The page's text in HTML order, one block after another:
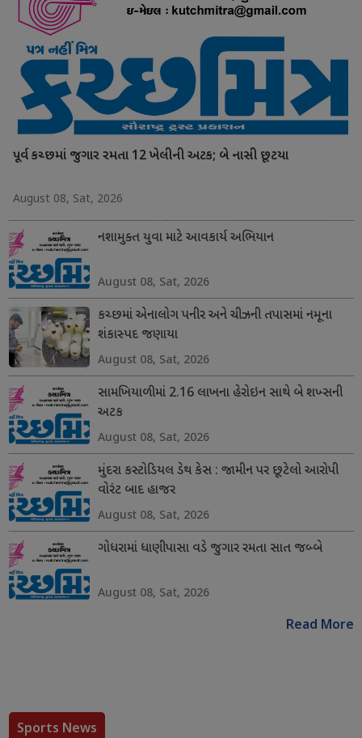
પૂર્વ કચ્છમાં જુગાર રમતા 12 ખેલીની અટક; બે નાસી છૂટયા
August 08, Sat, 2026
નશામુક્ત યુવા માટે આવકાર્ય અભિયાન
August 08, Sat, 2026
કચ્છમાં એનાલોગ પનીર અને ચીઝની તપાસમાં નમૂના
શંકાસ્પદ જણાયા
August 08, Sat, 2026
સામખિયાળીમાં 2.16 લાખના હેરોઇન સાથે બે શખ્સની
અટક
August 08, Sat, 2026
મુંદરા કસ્ટોડિયલ ડેથ કેસ : જામીન પર છૂટેલો આરોપી
વોરંટ બાદ હાજર
August 08, Sat, 2026
ગોધરામાં ધાણીપાસા વડે જુગાર રમતા સાત જબ્બે
August 08, Sat, 2026
Read More
Sports News